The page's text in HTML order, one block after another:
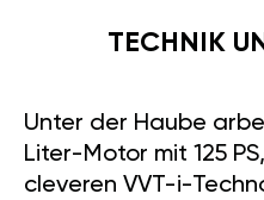
TECHNIK
Unter der Haube
Liter-Motor mit 125
cleveren VVT-i-